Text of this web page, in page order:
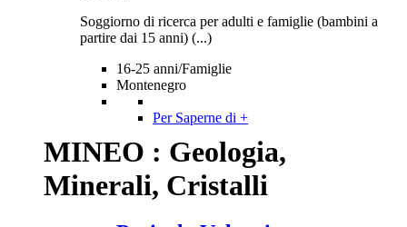
Soggiorno di ricerca per adulti e famiglie (bambini a
partire dai 15 anni) (...)
16-25 anni/Famiglie
Montenegro
Per Saperne di +
MINEO : Geologia,
Minerali, Cristalli